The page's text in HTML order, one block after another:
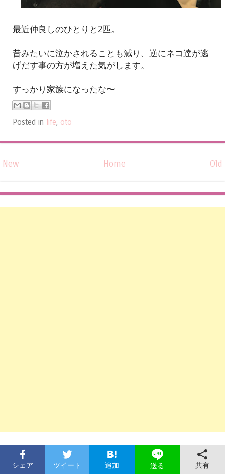
最近仲良しのひとりと2匹。
昔みたいに泣かされることも減り、逆にネコ達が逃
げだす事の方が増えた気がします。
すっかり家族になったな〜
Posted in life, oto
New Old
Home
シェア ツイート 追加 送る 共有